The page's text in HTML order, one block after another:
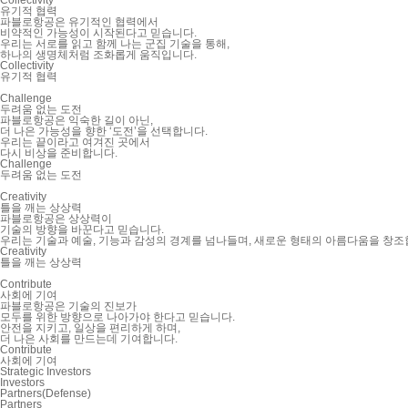
유기적 협력
파블로항공은 유기적인 협력에서
비약적인 가능성이 시작된다고 믿습니다.
우리는 서로를 읽고 함께 나는 군집 기술을 통해,
하나의 생명체처럼 조화롭게 움직입니다.
Collectivity
유기적 협력
Challenge
두려움 없는 도전
파블로항공은 익숙한 길이 아닌,
더 나은 가능성을 향한 ‘도전’을 선택합니다.
우리는 끝이라고 여겨진 곳에서
다시 비상을 준비합니다.
Challenge
두려움 없는 도전
Creativity
틀을 깨는 상상력
파블로항공은 상상력이
기술의 방향을 바꾼다고 믿습니다.
우리는 기술과 예술, 기능과 감성의 경계를 넘나들며, 새로운 형태의 아름다움을 창조
Creativity
틀을 깨는 상상력
Contribute
사회에 기여
파블로항공은 기술의 진보가
모두를 위한 방향으로 나아가야 한다고 믿습니다.
안전을 지키고, 일상을 편리하게 하며,
더 나은 사회를 만드는데 기여합니다.
Contribute
사회에 기여
Strategic Investors
Investors
Partners(Defense)
Partners